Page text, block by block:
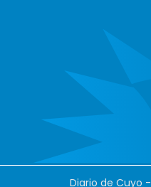
Diario de Cuyo